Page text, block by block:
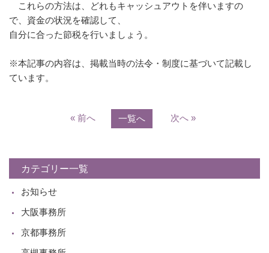
これらの方法は、どれもキャッシュアウトを伴いますの
で、資金の状況を確認して、
自分に合った節税を行いましょう。
※本記事の内容は、掲載当時の法令・制度に基づいて記載し
ています。
« 前へ 一覧へ 次へ »
カテゴリー一覧
お知らせ
大阪事務所
京都事務所